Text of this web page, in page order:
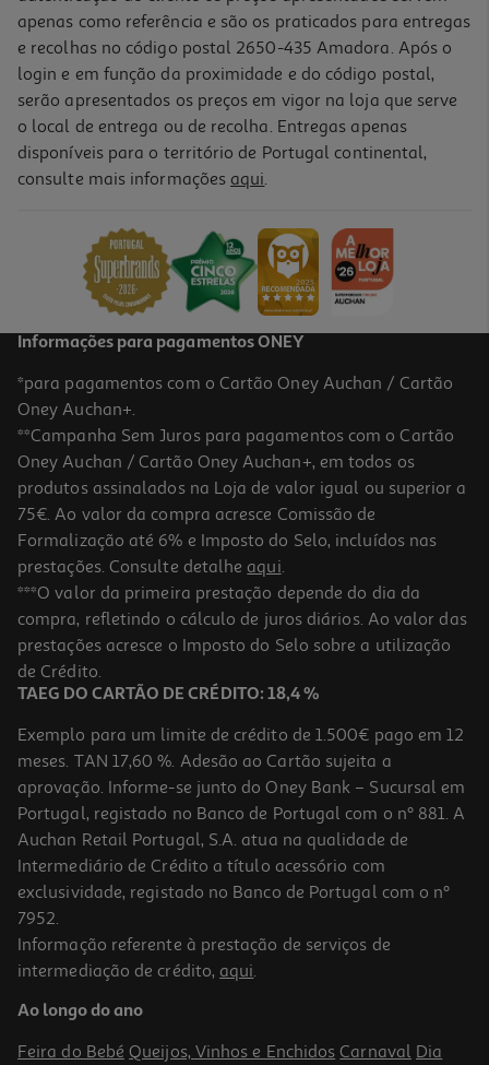
-15%
Conjunto De Mini Agrafador 24/6-26/6 Auchan E Caixa Com 400
Price reduced from
5.0
Conjunto De Mini Agrafador N.10 Auchan E Caixa Com 400
Agrafos Cores Sortidas
3.69 €/un
3,69 €
Agrafos 24/6 Rapid Caixa 1000 Unidades 2+1 Unidades
2.99 €/un
2,99 €
apenas como referência e são os praticados para entregas
e recolhas no código postal 2650-435 Amadora. Após o
login e em função da proximidade e do código postal,
serão apresentados os preços em vigor na loja que serve
o local de entrega ou de recolha. Entregas apenas
disponíveis para o território de Portugal continental,
consulte mais informações aqui.
Informações para pagamentos ONEY
*para pagamentos com o Cartão Oney Auchan / Cartão
Oney Auchan+.
**Campanha Sem Juros para pagamentos com o Cartão
Oney Auchan / Cartão Oney Auchan+, em todos os
produtos assinalados na Loja de valor igual ou superior a
75€. Ao valor da compra acresce Comissão de
Formalização até 6% e Imposto do Selo, incluídos nas
prestações. Consulte detalhe aqui.
***O valor da primeira prestação depende do dia da
compra, refletindo o cálculo de juros diários. Ao valor das
prestações acresce o Imposto do Selo sobre a utilização
de Crédito.
TAEG DO CARTÃO DE CRÉDITO: 18,4 %
Exemplo para um limite de crédito de 1.500€ pago em 12
meses. TAN 17,60 %. Adesão ao Cartão sujeita a
aprovação. Informe-se junto do Oney Bank – Sucursal em
Portugal, registado no Banco de Portugal com o nº 881. A
Auchan Retail Portugal, S.A. atua na qualidade de
Intermediário de Crédito a título acessório com
exclusividade, registado no Banco de Portugal com o nº
7952.
Informação referente à prestação de serviços de
intermediação de crédito, aqui.
Ao longo do ano
Feira do Bebé Queijos, Vinhos e Enchidos Carnaval Dia